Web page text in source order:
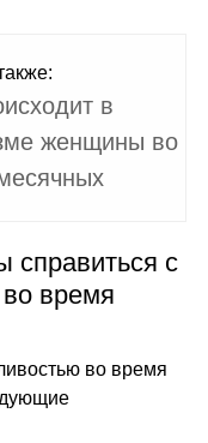
в
женщины во
справиться с
время
во время